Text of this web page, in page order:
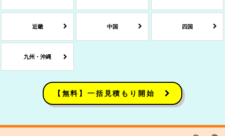
近畿 中国 四国
九州・沖縄
【無料】一括見積もり開始